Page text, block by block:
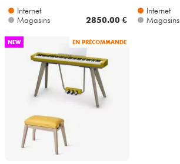
Voir nos marques
Internet
Magasins
2850.00 €
Internet
Magasins
NEW EN PRÉCOMMANDE